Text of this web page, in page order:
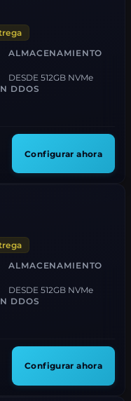
ALMACENAMIENTO
DESDE 512GB NVMe
DDOS
Configurar ahora
ALMACENAMIENTO
DESDE 512GB NVMe
DDOS
Configurar ahora